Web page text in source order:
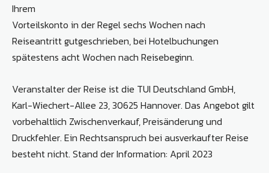
Ihrem
Vorteilskonto in der Regel sechs Wochen nach
Reiseantritt gutgeschrieben, bei Hotelbuchungen
spätestens acht Wochen nach Reisebeginn.
Veranstalter der Reise ist die TUI Deutschland GmbH,
Karl-Wiechert-Allee 23, 30625 Hannover. Das Angebot gilt
vorbehaltlich Zwischenverkauf, Preisänderung und
Druckfehler. Ein Rechtsanspruch bei ausverkaufter Reise
besteht nicht. Stand der Information: April 2023